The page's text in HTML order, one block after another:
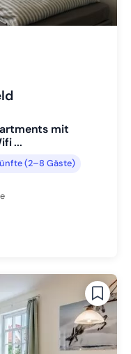
1 wechseln
2 wechseln
3 wechseln
4 wechseln
5 wechseln
6 wechseln
mit
...
(2–8 Gäste)